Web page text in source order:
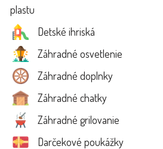
plastu
Detské ihriská
Záhradné osvetlenie
Záhradné doplnky
Záhradné chatky
Záhradné grilovanie
Darčekové poukážky